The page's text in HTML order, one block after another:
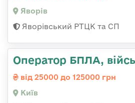
Яворів
Яворівський РТЦК та СП
Оператор БПЛА,
від 25000 до 125000 грн
Київ